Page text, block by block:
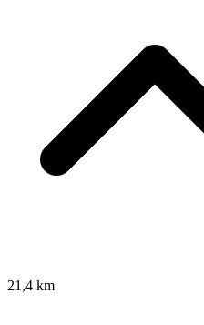
21,4 km